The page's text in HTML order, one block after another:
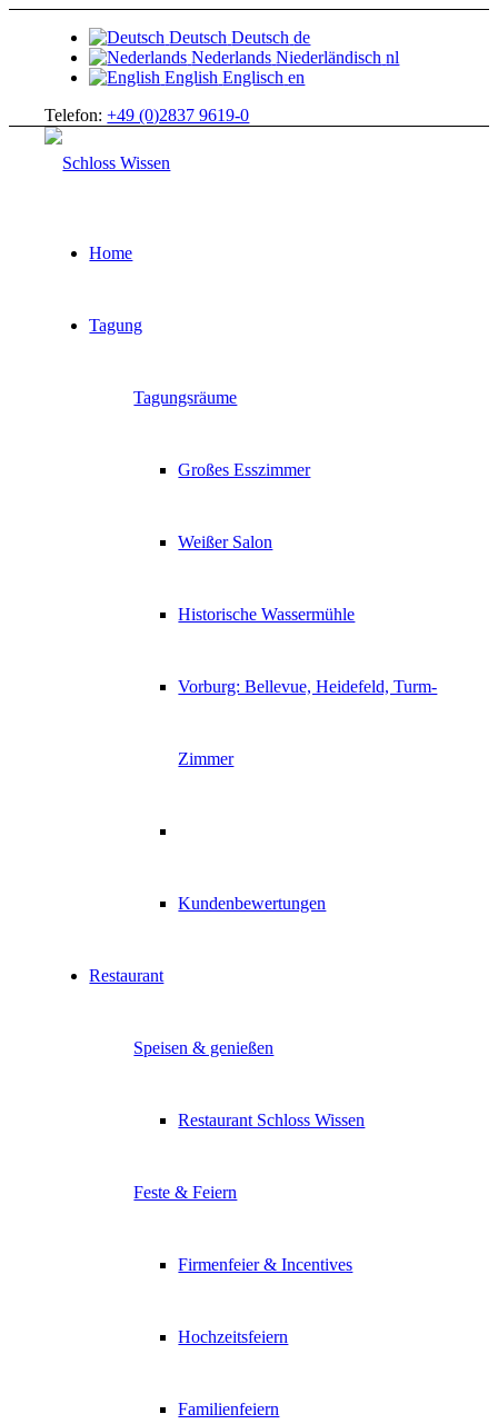
Deutsch Deutsch de
Nederlands Niederländisch nl
English Englisch en
Telefon:+49 (0)2837 9619-0
Home
Tagung
Tagungsräume
Großes Esszimmer
Weißer Salon
Historische Wassermühle
Vorburg: Bellevue, Heidefeld, Turm-
Zimmer
Kundenbewertungen
Restaurant
Speisen & genießen
Restaurant Schloss Wissen
Feste & Feiern
Firmenfeier & Incentives
Hochzeitsfeiern
Familienfeiern